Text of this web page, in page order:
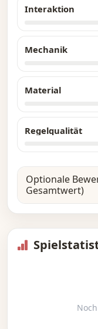
Interaktion
Mechanik
Material
Regelqualität
Optionale
Gesamtwert)